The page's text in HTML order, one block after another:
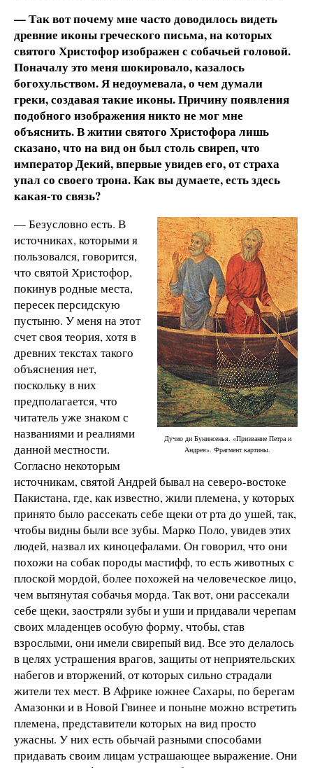
— Так вот почему мне часто доводилось видеть
древние иконы греческого письма, на которых
святого Христофор изображен с собачьей головой.
Поначалу это меня шокировало, казалось
богохульством. Я недоумевала, о чем думали
греки, создавая такие иконы. Причину появления
подобного изображения никто не мог мне
объяснить. В житии святого Христофора лишь
сказано, что на вид он был столь свиреп, что
император Декий, впервые увидев его, от страха
упал со своего трона. Как вы думаете, есть здесь
какая-то связь?
Дучио ди Бунинсенья. «Призвание Петра и
Андрея». Фрагмент картины.
— Безусловно есть. В
источниках, которыми я
пользовался, говорится,
что святой Христофор,
покинув родные места,
пересек персидскую
пустыню. У меня на этот
счет своя теория, хотя в
древних текстах такого
объяснения нет,
поскольку в них
предполагается, что
читатель уже знаком с
названиями и реалиями
данной местности.
Согласно некоторым
источникам, святой Андрей бывал на северо-востоке
Пакистана, где, как известно, жили племена, у которых
принято было рассекать себе щеки от рта до ушей, так,
чтобы видны были все зубы. Марко Поло, увидев этих
людей, назвал их киноцефалами. Он говорил, что они
похожи на собак породы мастифф, то есть животных с
плоской мордой, более похожей на человеческое лицо,
чем вытянутая собачья морда. Так вот, они рассекали
себе щеки, заостряли зубы и уши и придавали черепам
своих младенцев особую форму, чтобы, став
взрослыми, они имели свирепый вид. Все это делалось
в целях устрашения врагов, защиты от неприятельских
набегов и вторжений, от которых сильно страдали
жители тех мест. В Африке южнее Сахары, по берегам
Амазонки и в Новой Гвинее и поныне можно встретить
племена, представители которых на вид просто
ужасны. У них есть обычай разными способами
придавать своим лицам устрашающее выражение. Они